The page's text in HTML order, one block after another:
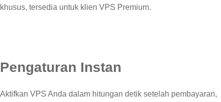
khusus, tersedia untuk klien VPS Premium.
Pengaturan Instan
Aktifkan VPS Anda dalam hitungan detik setelah pembayaran,